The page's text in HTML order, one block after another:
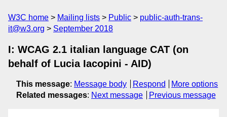
W3C home Mailing lists Public
public-auth-trans-
it@w3.org
September 2018
I: WCAG 2.1 italian language CAT (on
behalf of Lucia Iacopini - AID)
This message: Message body Respond
More options
Related messages: Next message Previous message